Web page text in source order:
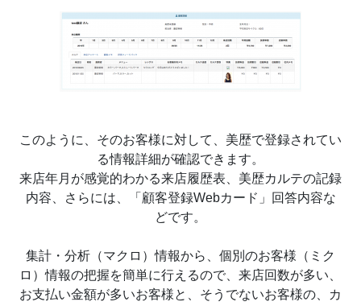
このように、そのお客様に対して、美歴で登録されてい
る情報詳細が確認できます。
来店年月が感覚的わかる来店履歴表、美歴カルテの記録
内容、さらには、「顧客登録Webカード」回答内容な
どです。
集計・分析（マクロ）情報から、個別のお客様（ミク
ロ）情報の把握を簡単に行えるので、来店回数が多い、
お支払い金額が多いお客様と、そうでないお客様の、カ